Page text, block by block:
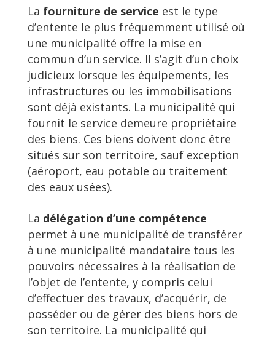
La fourniture de service est le type
d’entente le plus fréquemment utilisé où
une municipalité offre la mise en
commun d’un service. Il s’agit d’un choix
judicieux lorsque les équipements, les
infrastructures ou les immobilisations
sont déjà existants. La municipalité qui
fournit le service demeure propriétaire
des biens. Ces biens doivent donc être
situés sur son territoire, sauf exception
(aéroport, eau potable ou traitement
des eaux usées).
La délégation d’une compétence
permet à une municipalité de transférer
à une municipalité mandataire tous les
pouvoirs nécessaires à la réalisation de
l’objet de l’entente, y compris celui
d’effectuer des travaux, d’acquérir, de
posséder ou de gérer des biens hors de
son territoire. La municipalité qui